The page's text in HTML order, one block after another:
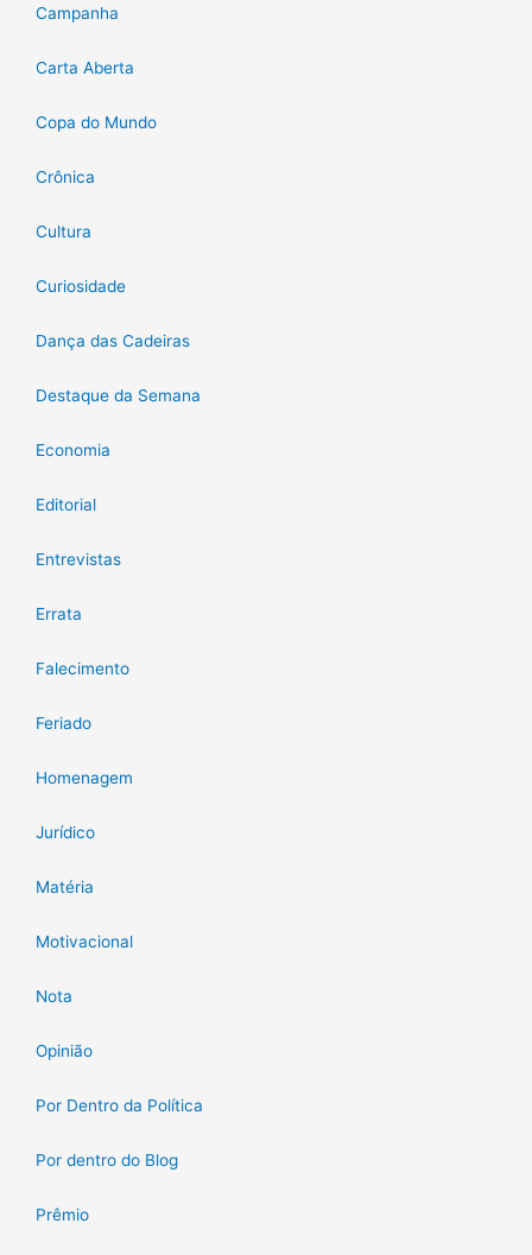
Campanha
Carta Aberta
Copa do Mundo
Crônica
Cultura
Curiosidade
Dança das Cadeiras
Destaque da Semana
Economia
Editorial
Entrevistas
Errata
Falecimento
Feriado
Homenagem
Jurídico
Matéria
Motivacional
Nota
Opinião
Por Dentro da Política
Por dentro do Blog
Prêmio